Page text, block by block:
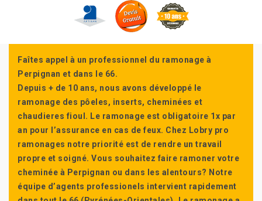
Faîtes appel à un professionnel du ramonage à
Perpignan et dans le 66.
Depuis + de 10 ans, nous avons développé le
ramonage des pôeles, inserts, cheminées et
chaudieres fioul. Le ramonage est obligatoire 1x par
an pour l’assurance en cas de feux. Chez Lobry pro
ramonages notre priorité est de rendre un travail
propre et soigné. Vous souhaitez faire ramoner votre
cheminée à Perpignan ou dans les alentours? Notre
équipe d’agents professionels intervient rapidement